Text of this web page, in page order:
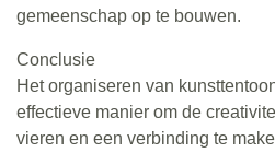
gemeenschap op te bouwen.
Conclusie
Het organiseren van
effectieve manier om de
vieren en een verbinding te